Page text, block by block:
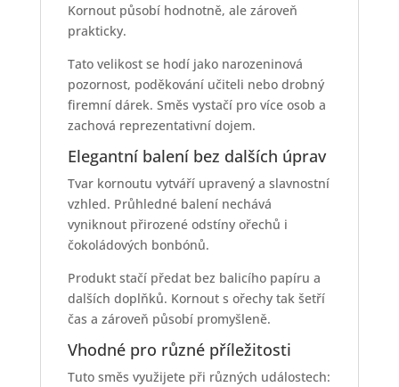
Kornout působí hodnotně, ale zároveň
prakticky.
Tato velikost se hodí jako narozeninová
pozornost, poděkování učiteli nebo drobný
firemní dárek. Směs vystačí pro více osob a
zachová reprezentativní dojem.
Elegantní balení bez dalších úprav
Tvar kornoutu vytváří upravený a slavnostní
vzhled. Průhledné balení nechává
vyniknout přirozené odstíny ořechů i
čokoládových bonbónů.
Produkt stačí předat bez balicího papíru a
dalších doplňků. Kornout s ořechy tak šetří
čas a zároveň působí promyšleně.
Vhodné pro různé příležitosti
Tuto směs využijete při různých událostech: